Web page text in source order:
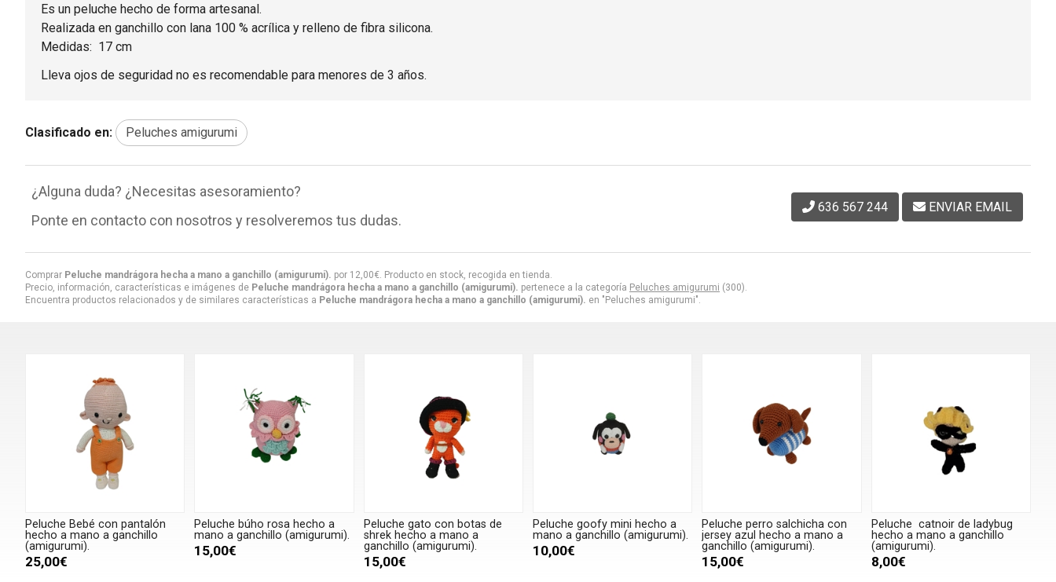
Comprar Peluche mandrágora hecha a mano a ganchillo (amigurumi). por 12,00€. Producto en stock, recogida en tienda.
Precio, información, características e imágenes de Peluche mandrágora hecha a mano a ganchillo (amigurumi). pertenece a la categoría Peluches amigurumi (300).
Encuentra productos relacionados y de similares características a Peluche mandrágora hecha a mano a ganchillo (amigurumi). en "Peluches amigurumi".
Es un peluche hecho de forma artesanal.
Realizada en ganchillo con lana 100 % acrílica y relleno de fibra silicona.
Medidas: 17 cm
Lleva ojos de seguridad no es recomendable para menores de 3 años.
Clasificado en: Peluches amigurumi
¿Alguna duda? ¿Necesitas asesoramiento?
Ponte en contacto con nosotros y resolveremos tus dudas.
636 567 244 ENVIAR EMAIL
Peluche Bebé con pantalón
hecho a mano a ganchillo
(amigurumi).
25,00€
Peluche búho rosa hecho a
mano a ganchillo (amigurumi).
15,00€
Peluche gato con botas de
shrek hecho a mano a
ganchillo (amigurumi).
15,00€
Peluche goofy mini hecho a
mano a ganchillo (amigurumi).
10,00€
Peluche perro salchicha con
jersey azul hecho a mano a
ganchillo (amigurumi).
15,00€
Peluche catnoir de ladybug
hecho a mano a ganchillo
(amigurumi).
8,00€